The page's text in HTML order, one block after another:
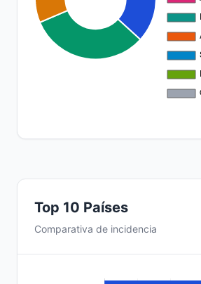
Top 10 Países
Comparativa de incidencia